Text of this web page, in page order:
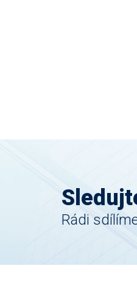
Rádi